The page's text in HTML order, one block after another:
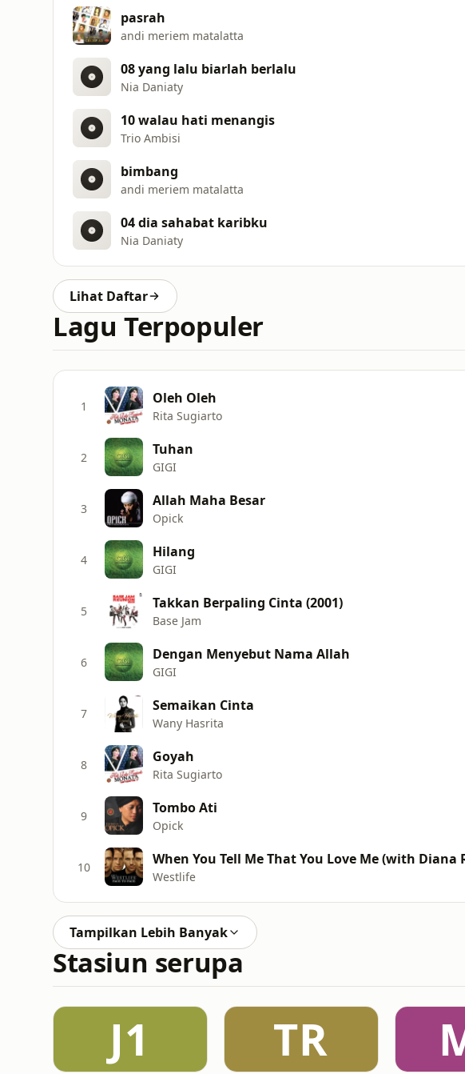
pasrah
andi meriem matalatta
08 yang lalu biarlah berlalu
Nia Daniaty
10 walau hati menangis
Trio Ambisi
bimbang
andi meriem matalatta
04 dia sahabat karibku
Nia Daniaty
Lihat Daftar
Lagu Terpopuler
1 Oleh Oleh
Rita Sugiarto
2 Tuhan
GIGI
3 Allah Maha Besar
Opick
4 Hilang
GIGI
5 Takkan Berpaling Cinta (2001)
Base Jam
6 Dengan Menyebut Nama Allah
GIGI
7 Semaikan Cinta
Wany Hasrita
8 Goyah
Rita Sugiarto
9 Tombo Ati
Opick
10 When You Tell Me That You Love Me (with Diana
Westlife
Tampilkan Lebih Banyak
Stasiun serupa
J1 TR